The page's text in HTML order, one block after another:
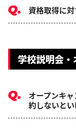
資格取得に
学校説明会
オープンキ
約しないと